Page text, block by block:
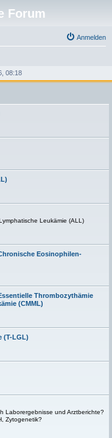
Forum
Anmelden
08:18
Leukämie (ALL)
Eosinophilen-
Thrombozythämie
(CMML)
(T-LGL)
Laborergebnisse und Arztberichte?
Zytogenetik?